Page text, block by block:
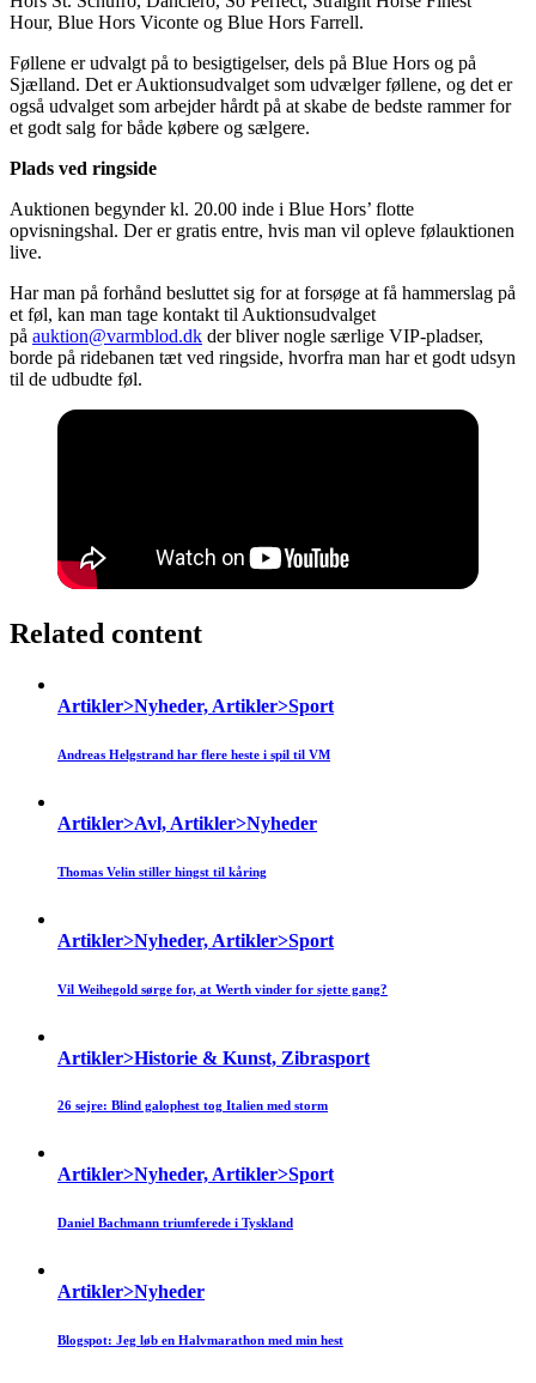
Hour, Blue Hors Viconte og Blue Hors Farrell.
Føllene er udvalgt på to besigtigelser, dels på Blue Hors og på
Sjælland. Det er Auktionsudvalget som udvælger føllene, og det er
også udvalget som arbejder hårdt på at skabe de bedste rammer for
et godt salg for både købere og sælgere.
Plads ved ringside
Auktionen begynder kl. 20.00 inde i Blue Hors’ flotte
opvisningshal. Der er gratis entre, hvis man vil opleve følauktionen
live.
Har man på forhånd besluttet sig for at forsøge at få hammerslag på
et føl, kan man tage kontakt til Auktionsudvalget
på auktion@varmblod.dk der bliver nogle særlige VIP-pladser,
borde på ridebanen tæt ved ringside, hvorfra man har et godt udsyn
til de udbudte føl.
Related content
Artikler>Nyheder, Artikler>Sport
Andreas Helgstrand har flere heste i spil til VM
Artikler>Avl, Artikler>Nyheder
Thomas Velin stiller hingst til kåring
Artikler>Nyheder, Artikler>Sport
Vil Weihegold sørge for, at Werth vinder for sjette gang?
Artikler>Historie & Kunst, Zibrasport
26 sejre: Blind galophest tog Italien med storm
Artikler>Nyheder, Artikler>Sport
Daniel Bachmann triumferede i Tyskland
Artikler>Nyheder
Blogspot: Jeg løb en Halvmarathon med min hest